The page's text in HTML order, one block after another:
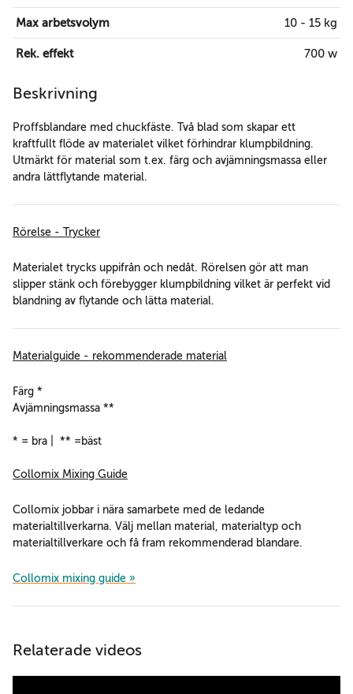
Max arbetsvolym 10 - 15 kg
Rek. effekt 700 w
Beskrivning
Proffsblandare med chuckfäste. Två blad som skapar ett
kraftfullt flöde av materialet vilket förhindrar klumpbildning.
Utmärkt för material som t.ex. färg och avjämningsmassa eller
andra lättflytande material.
Rörelse - Trycker
Materialet trycks uppifrån och nedåt. Rörelsen gör att man
slipper stänk och förebygger klumpbildning vilket är perfekt vid
blandning av flytande och lätta material.
Materialguide - rekommenderade material
Färg *
Avjämningsmassa **
* = bra | ** =bäst
Collomix Mixing Guide
Collomix jobbar i nära samarbete med de ledande
materialtillverkarna. Välj mellan material, materialtyp och
materialtillverkare och få fram rekommenderad blandare.
Collomix mixing guide »
Relaterade videos